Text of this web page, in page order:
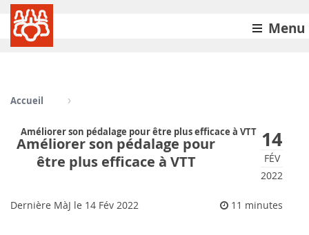
Menu
Accueil
Améliorer son pédalage pour être plus efficace à VTT 14
FÉV
2022
Améliorer son pédalage pour
être plus efficace à VTT
11 minutes
Dernière MàJ le 14 Fév 2022